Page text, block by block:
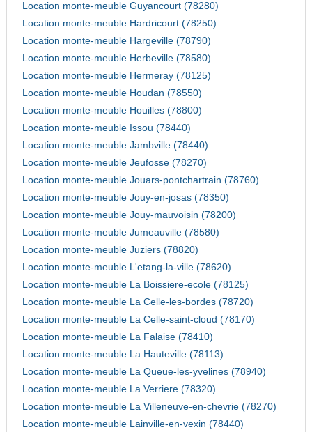
Location monte-meuble Guyancourt (78280)
Location monte-meuble Hardricourt (78250)
Location monte-meuble Hargeville (78790)
Location monte-meuble Herbeville (78580)
Location monte-meuble Hermeray (78125)
Location monte-meuble Houdan (78550)
Location monte-meuble Houilles (78800)
Location monte-meuble Issou (78440)
Location monte-meuble Jambville (78440)
Location monte-meuble Jeufosse (78270)
Location monte-meuble Jouars-pontchartrain (78760)
Location monte-meuble Jouy-en-josas (78350)
Location monte-meuble Jouy-mauvoisin (78200)
Location monte-meuble Jumeauville (78580)
Location monte-meuble Juziers (78820)
Location monte-meuble L'etang-la-ville (78620)
Location monte-meuble La Boissiere-ecole (78125)
Location monte-meuble La Celle-les-bordes (78720)
Location monte-meuble La Celle-saint-cloud (78170)
Location monte-meuble La Falaise (78410)
Location monte-meuble La Hauteville (78113)
Location monte-meuble La Queue-les-yvelines (78940)
Location monte-meuble La Verriere (78320)
Location monte-meuble La Villeneuve-en-chevrie (78270)
Location monte-meuble Lainville-en-vexin (78440)